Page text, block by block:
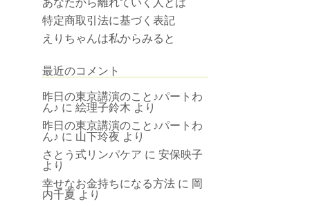
あなたから離れていく人とは
特定商取引法に基づく表記
えりちゃんは私からみると
最近のコメント
昨日の東京講演のこと♪パートわ
ん♪ に 絵理子鈴木 より
昨日の東京講演のこと♪パートわ
ん♪ に 山下玲夜 より
さとう式リンパケア に 安保映子
より
幸せなお金持ちになる方法 に 岡
内千夏 より